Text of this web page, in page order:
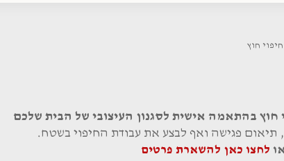
חיפוי חוץ
חוץ בהתאמה אישית לסגנון העיצובי של הבית שלכם
תיאום פגישה ואף לבצע את עבודת החיפוי בשטח.
או לחצו כאן להשארת פרטים